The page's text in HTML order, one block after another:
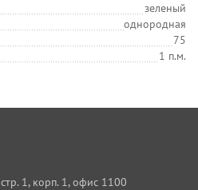
зеленый
однородная
75
1 п.м.
стр. 1, корп. 1, офис 1100